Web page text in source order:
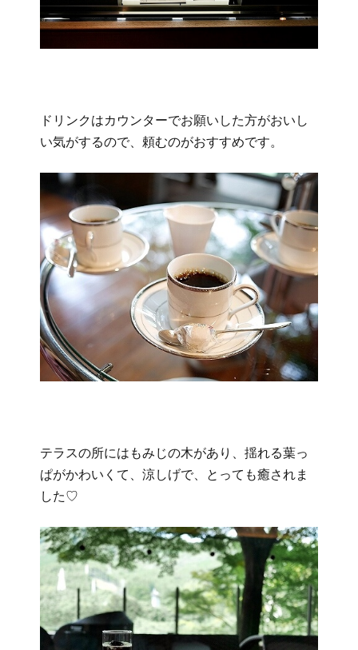
ドリンクはカウンターでお願いした方がおいし
い気がするので、頼むのがおすすめです。
テラスの所にはもみじの木があり、揺れる葉っ
ぱがかわいくて、涼しげで、とっても癒されま
した♡